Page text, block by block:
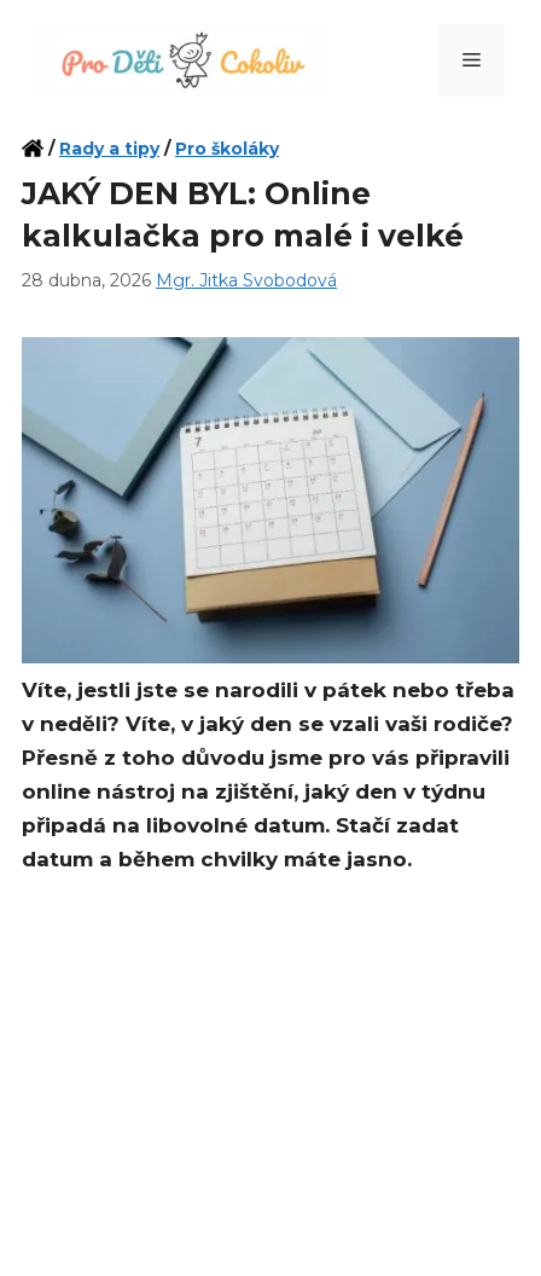
Menu
/ Rady a tipy/ Pro školáky
JAKÝ DEN BYL: Online
kalkulačka pro malé i velké
28 dubna, 2026 Mgr. Jitka Svobodová
Víte, jestli jste se narodili v pátek nebo třeba
v neděli? Víte, v jaký den se vzali vaši rodiče?
Přesně z toho důvodu jsme pro vás připravili
online nástroj na zjištění, jaký den v týdnu
připadá na libovolné datum. Stačí zadat
datum a během chvilky máte jasno.